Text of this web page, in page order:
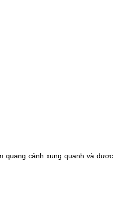
cảnh xung quanh và được